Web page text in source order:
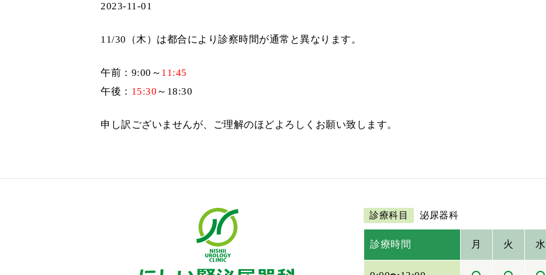
2023-11-01
11/30（木）は都合により診察時間が通常と異なります。
午前：9:00～ 11:45
午後： 15:30 ～18:30
申し訳ございませんが、ご理解のほどよろしくお願い致します。
診療科目 泌尿器科
診療時間 月 火 水